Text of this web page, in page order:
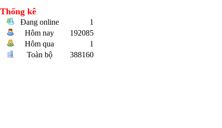
Thống kê
Đang online
1
Hôm nay
192085
Hôm qua
1
Toàn bộ
388160